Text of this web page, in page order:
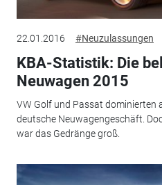
22.01.2016 #Neuzulassungen
KBA-Statistik: Die
Neuwagen 2015
VW Golf und Passat dominierten
deutsche Neuwagengeschäft.
war das Gedränge groß.